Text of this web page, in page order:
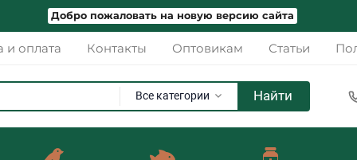
Добро пожаловать на новую версию сайта
и оплата Контакты Оптовикам Статьи
Все категории Найти